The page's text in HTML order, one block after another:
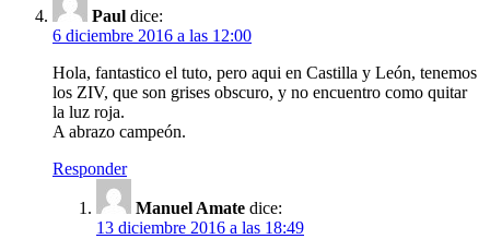
Paul dice:
6 diciembre 2016 a las 12:00
Hola, fantastico el tuto, pero aqui en Castilla y León, tenemos
los ZIV, que son grises obscuro, y no encuentro como quitar
la luz roja.
A abrazo campeón.
Responder
Manuel Amate dice:
13 diciembre 2016 a las 18:49